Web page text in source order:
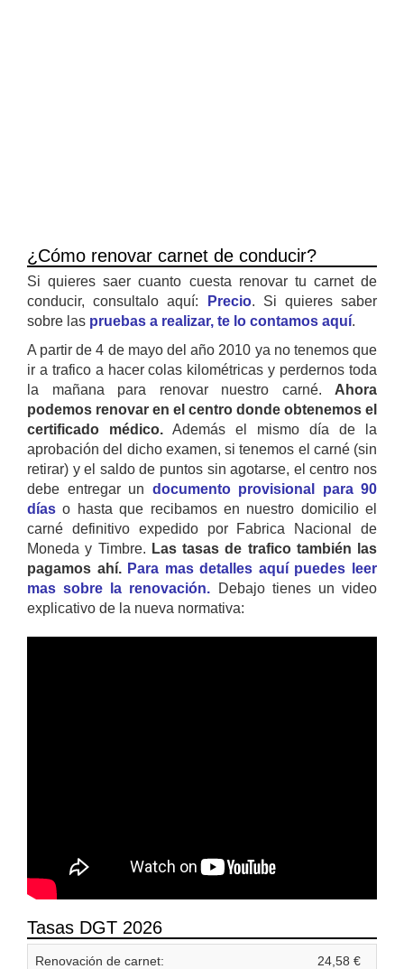
¿Cómo renovar carnet de conducir?
Si quieres saer cuanto cuesta renovar tu carnet de
conducir, consultalo aquí:
Precio. Si quieres saber
sobre las pruebas a realizar, te lo contamos aquí.
A partir de 4 de mayo del año 2010 ya no tenemos que
ir a trafico a hacer colas kilométricas y perdernos toda
la mañana para renovar nuestro carné. Ahora
podemos renovar en el centro donde obtenemos el
certificado médico. Además el mismo día de la
aprobación del dicho examen, si tenemos el carné (sin
retirar) y el saldo de puntos sin agotarse, el centro nos
debe entregar un documento provisional para 90
días o hasta que recibamos en nuestro domicilio el
carné definitivo expedido por Fabrica Nacional de
Moneda y Timbre. Las tasas de trafico también las
pagamos ahí. Para mas detalles aquí puedes leer
mas sobre la renovación. Debajo tienes un video
explicativo de la nueva normativa:
Tasas DGT 2026
Renovación de carnet: 24,58 €